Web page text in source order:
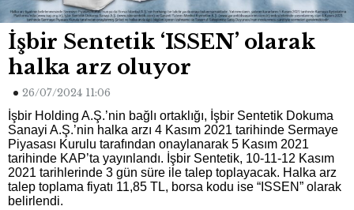
İşbir Sentetik ‘ISSEN’ olarak
halka arz oluyor
26/07/2024 11:06
İşbir Holding A.Ş.’nin bağlı ortaklığı, İşbir Sentetik Dokuma
Sanayi A.Ş.’nin halka arzı 4 Kasım 2021 tarihinde Sermaye
Piyasası Kurulu tarafından onaylanarak 5 Kasım 2021
tarihinde KAP’ta yayınlandı. İşbir Sentetik, 10-11-12 Kasım
2021 tarihlerinde 3 gün süre ile talep toplayacak. Halka arz
talep toplama fiyatı 11,85 TL, borsa kodu ise “ISSEN” olarak
belirlendi.